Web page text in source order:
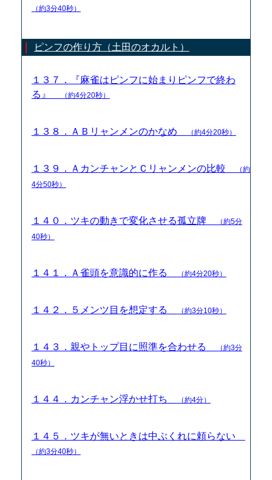
（約3分40秒）
ピンフの作り方（土田のオカルト）
１３７．『麻雀はピンフに始まりピンフで終わ
る』
（約4分20秒）
１３８．ＡＢリャンメンのかなめ （約4分20秒）
１３９．ＡカンチャンとＣリャンメンの比較
（約
4分50秒）
１４０．ツキの動きで変化させる孤立牌
（約5分
40秒）
１４１．Ａ雀頭を意識的に作る （約4分20秒）
１４２．５メンツ目を想定する （約3分10秒）
１４３．親やトップ目に照準を合わせる
（約3分
40秒）
１４４．カンチャン浮かせ打ち （約4分）
１４５．ツキが無いときは中ぶくれに頼らない
（約3分40秒）